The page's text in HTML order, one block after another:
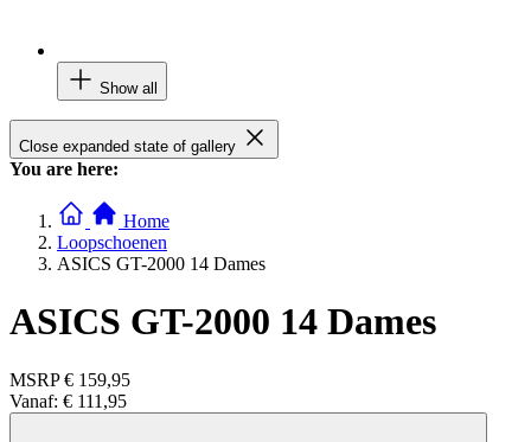
Show all
Close expanded state of gallery
You are here:
Home
Loopschoenen
ASICS GT-2000 14 Dames
ASICS GT-2000 14 Dames
MSRP € 159,95
Vanaf: € 111,95